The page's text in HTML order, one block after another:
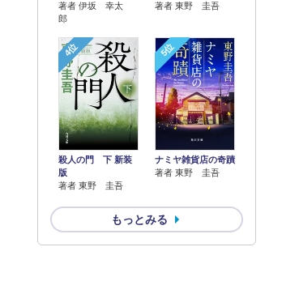
著者 伊坂 幸太
郎
著者 東野 圭吾
4位
殺人の門 下 新装
版
著者 東野 圭吾
5位
ナミヤ雑貨店の奇蹟
著者 東野 圭吾
もっとみる